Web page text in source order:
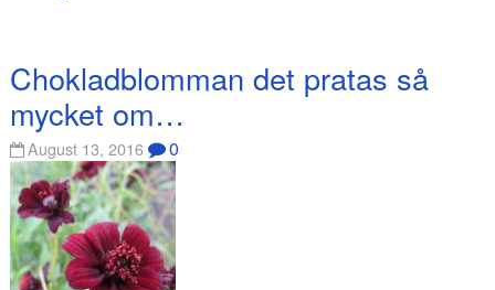
Chokladblomman det pratas så
mycket om…
August 13, 2016 0